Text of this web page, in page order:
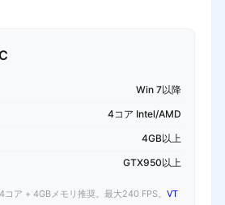
Win 7以降
4コア Intel/AMD
4GB以上
GTX950以上
ア + 4GBメモリ推奨。最大240 FPS。 VT